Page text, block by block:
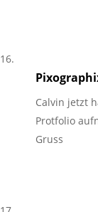
Calvin jetzt
Protfolio
Gruss